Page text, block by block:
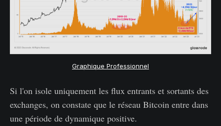
Graphique Professionnel
Si l'on isole uniquement les flux entrants et sortants des
exchanges, on constate que le réseau Bitcoin entre dans
une période de dynamique positive.